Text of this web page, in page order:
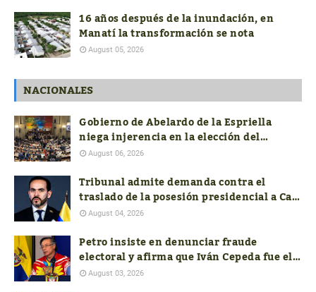
16 años después de la inundación, en
Manatí la transformación se nota
August 05, 2026
NACIONALES
Gobierno de Abelardo de la Espriella
niega injerencia en la elección del
próximo contralor General
August 06, 2026
Tribunal admite demanda contra el
traslado de la posesión presidencial a Cali
y pide soportes jurídicos, presupuestales
August 04, 2026
Petro insiste en denunciar fraude
electoral y afirma que Iván Cepeda fue el
verdadero ganador de las presidenciales
August 03, 2026